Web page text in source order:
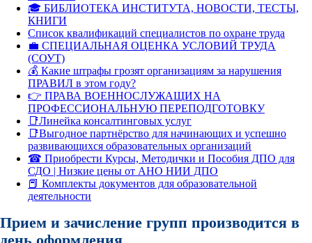
🎓 БИБЛИОТЕКА ИНСТИТУТА, НОВОСТИ, ТЕСТЫ,
КНИГИ
Список квалификаций специалистов по охране труда
💼 СПЕЦИАЛЬНАЯ ОЦЕНКА УСЛОВИЙ ТРУДА
(СОУТ)
💰 Какие штрафы грозят организациям за нарушения
ПРАВИЛ в этом году?
👉 ПРАВА ВОЕННОСЛУЖАЩИХ НА
ПРОФЕССИОНАЛЬНУЮ ПЕРЕПОДГОТОВКУ
📑Линейка консалтинговых услуг
📑Выгодное партнёрство для начинающих и успешно
развивающихся образовательных организаций
☎ Приобрести Курсы, Методички и Пособия ДПО для
СДО | Низкие цены от АНО НИИ ДПО
📕 Комплекты документов для образовательной
деятельности
Прием и зачисление групп производится в